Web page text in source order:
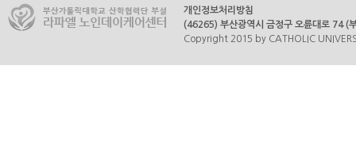
개인정보처리방침
(46265) 부산광역시 금정구 오륜대로 74
Copyright 2015 by CATHOLIC